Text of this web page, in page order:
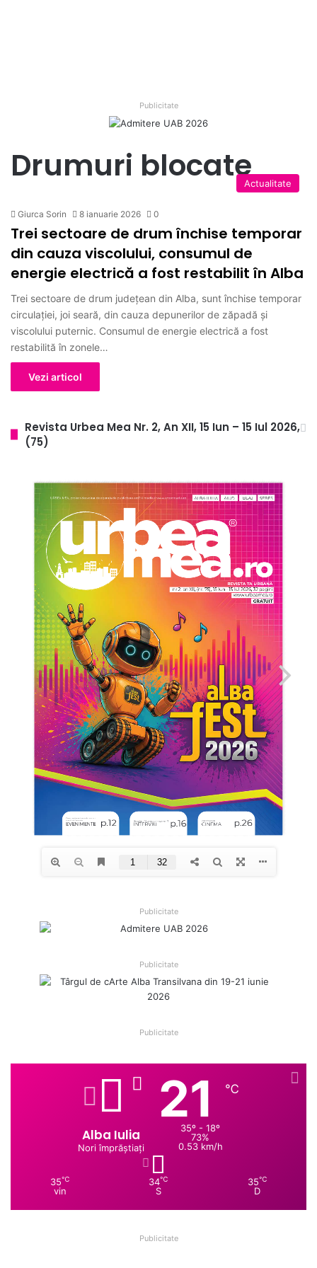
Publicitate
Drumuri blocateActualitate
Giurca Sorin 8 ianuarie 2026 0
Trei sectoare de drum închise temporar
din cauza viscolului, consumul de
energie electrică a fost restabilit în Alba
Trei sectoare de drum județean din Alba, sunt închise temporar
circulației, joi seară, din cauza depunerilor de zăpadă și
viscolului puternic. Consumul de energie electrică a fost
restabilită în zonele…
Vezi articol
Revista Urbea Mea Nr. 2, An XII, 15 Iun – 15 Iul 2026,
(75)
Publicitate
Publicitate
Publicitate
Alba Iulia
Nori împrăștiați
21 ℃
35º - 18º
73%
0.53 km/h
35℃
vin
34℃
S
35℃
D
Publicitate